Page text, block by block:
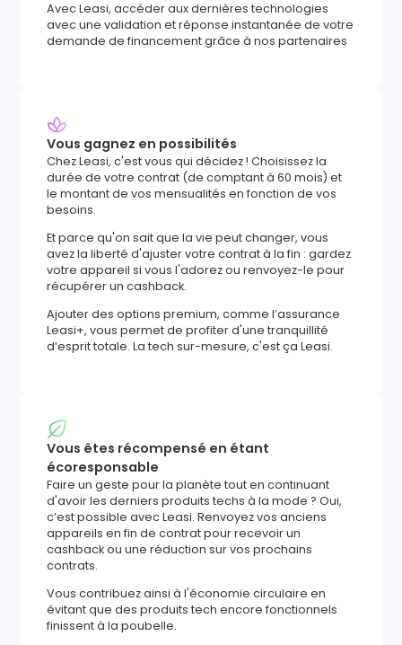
Avec Leasi, accéder aux dernières technologies
avec une validation et réponse instantanée de votre
demande de financement grâce à nos partenaires
Vous gagnez en possibilités
Chez Leasi, c'est vous qui décidez ! Choisissez la
durée de votre contrat (de comptant à 60 mois) et
le montant de vos mensualités en fonction de vos
besoins.
Et parce qu'on sait que la vie peut changer, vous
avez la liberté d'ajuster votre contrat à la fin : gardez
votre appareil si vous l'adorez ou renvoyez-le pour
récupérer un cashback.
Ajouter des options premium, comme l’assurance
Leasi+, vous permet de profiter d'une tranquillité
d’esprit totale. La tech sur-mesure, c'est ça Leasi.
Vous êtes récompensé en étant
écoresponsable
Faire un geste pour la planète tout en continuant
d'avoir les derniers produits techs à la mode ? Oui,
c’est possible avec Leasi. Renvoyez vos anciens
appareils en fin de contrat pour recevoir un
cashback ou une réduction sur vos prochains
contrats.
Vous contribuez ainsi à l'économie circulaire en
évitant que des produits tech encore fonctionnels
finissent à la poubelle.